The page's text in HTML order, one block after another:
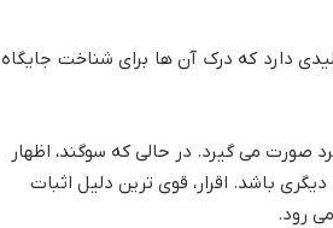
دارد که درک آن ها برای شناخت جایگاه
صورت می گیرد. در حالی که سوگند، اظهار
باشد. اقرار، قوی ترین دلیل اثبات
رود.